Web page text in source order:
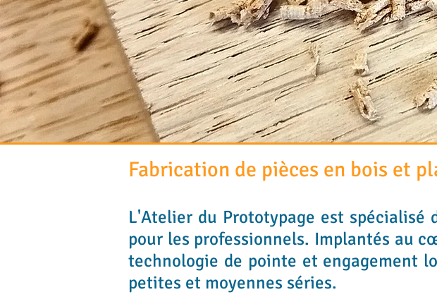
Fabrication de pièces en bois et
L'Atelier du Prototypage est
pour les professionnels. Implantés au
technologie de pointe et engagement
petites et moyennes séries.